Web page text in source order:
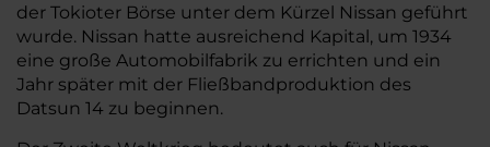
der Tokioter Börse unter dem Kürzel Nissan geführt
wurde. Nissan hatte ausreichend Kapital, um 1934
eine große Automobilfabrik zu errichten und ein
Jahr später mit der Fließbandproduktion des
Datsun 14 zu beginnen.